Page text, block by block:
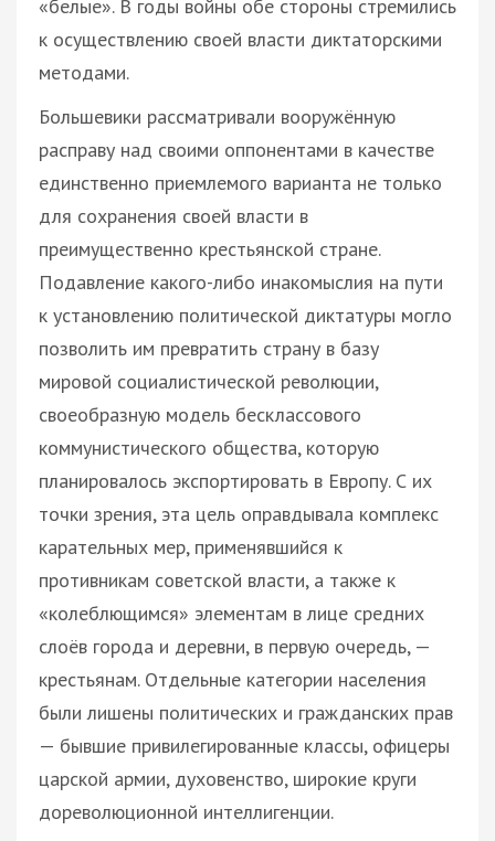
«белые». В годы войны обе стороны стремились
к осуществлению своей власти диктаторскими
методами.
Большевики рассматривали вооружённую
расправу над своими оппонентами в качестве
единственно приемлемого варианта не только
для сохранения своей власти в
преимущественно крестьянской стране.
Подавление какого-либо инакомыслия на пути
к установлению политической диктатуры могло
позволить им превратить страну в базу
мировой социалистической революции,
своеобразную модель бесклассового
коммунистического общества, которую
планировалось экспортировать в Европу. С их
точки зрения, эта цель оправдывала комплекс
карательных мер, применявшийся к
противникам советской власти, а также к
«колеблющимся» элементам в лице средних
слоёв города и деревни, в первую очередь, —
крестьянам. Отдельные категории населения
были лишены политических и гражданских прав
— бывшие привилегированные классы, офицеры
царской армии, духовенство, широкие круги
дореволюционной интеллигенции.